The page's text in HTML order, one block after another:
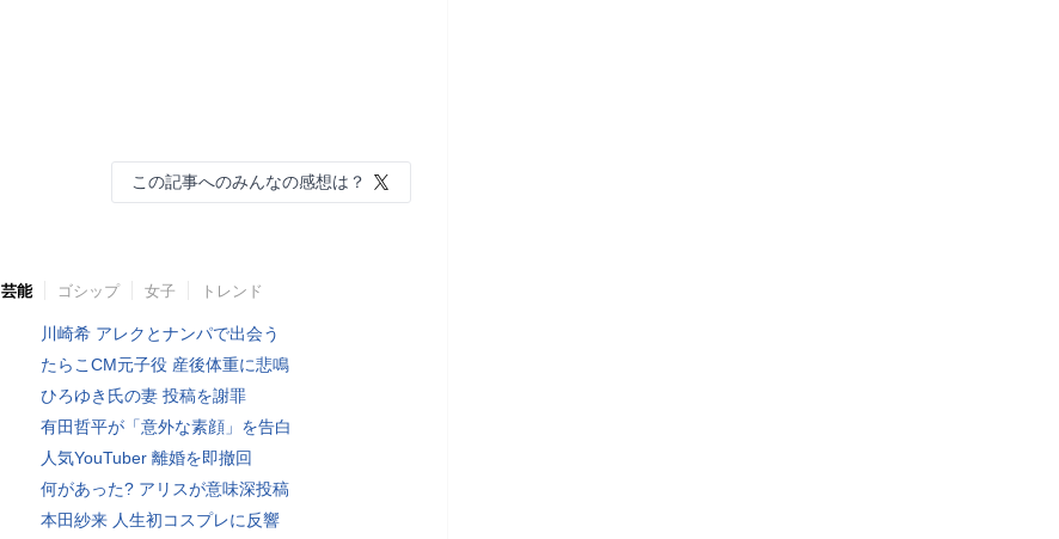
この記事へのみんなの感想は？
芸能 ゴシップ 女子 トレンド
川崎希 アレクとナンパで出会う
たらこCM元子役 産後体重に悲鳴
ひろゆき氏の妻 投稿を謝罪
有田哲平が「意外な素顔」を告白
人気YouTuber 離婚を即撤回
何があった? アリスが意味深投稿
本田紗来 人生初コスプレに反響